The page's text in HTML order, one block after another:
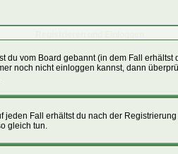
vom Board gebannt (in dem Fall
noch nicht einloggen kannst, dann
Fall erhältst du nach der
gleich tun.